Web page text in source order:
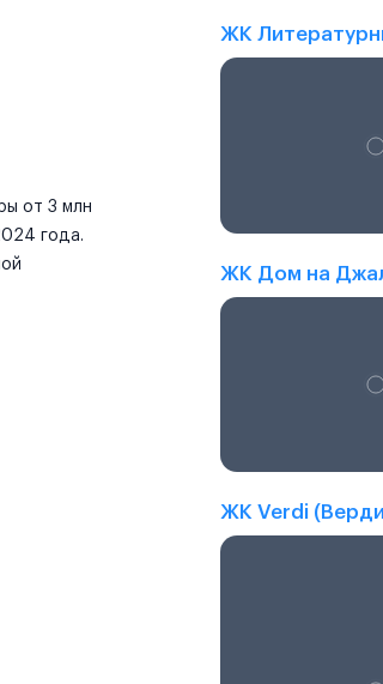
от 3 млн
года.
ЖК
ЖК Дом на
ЖК Verdi